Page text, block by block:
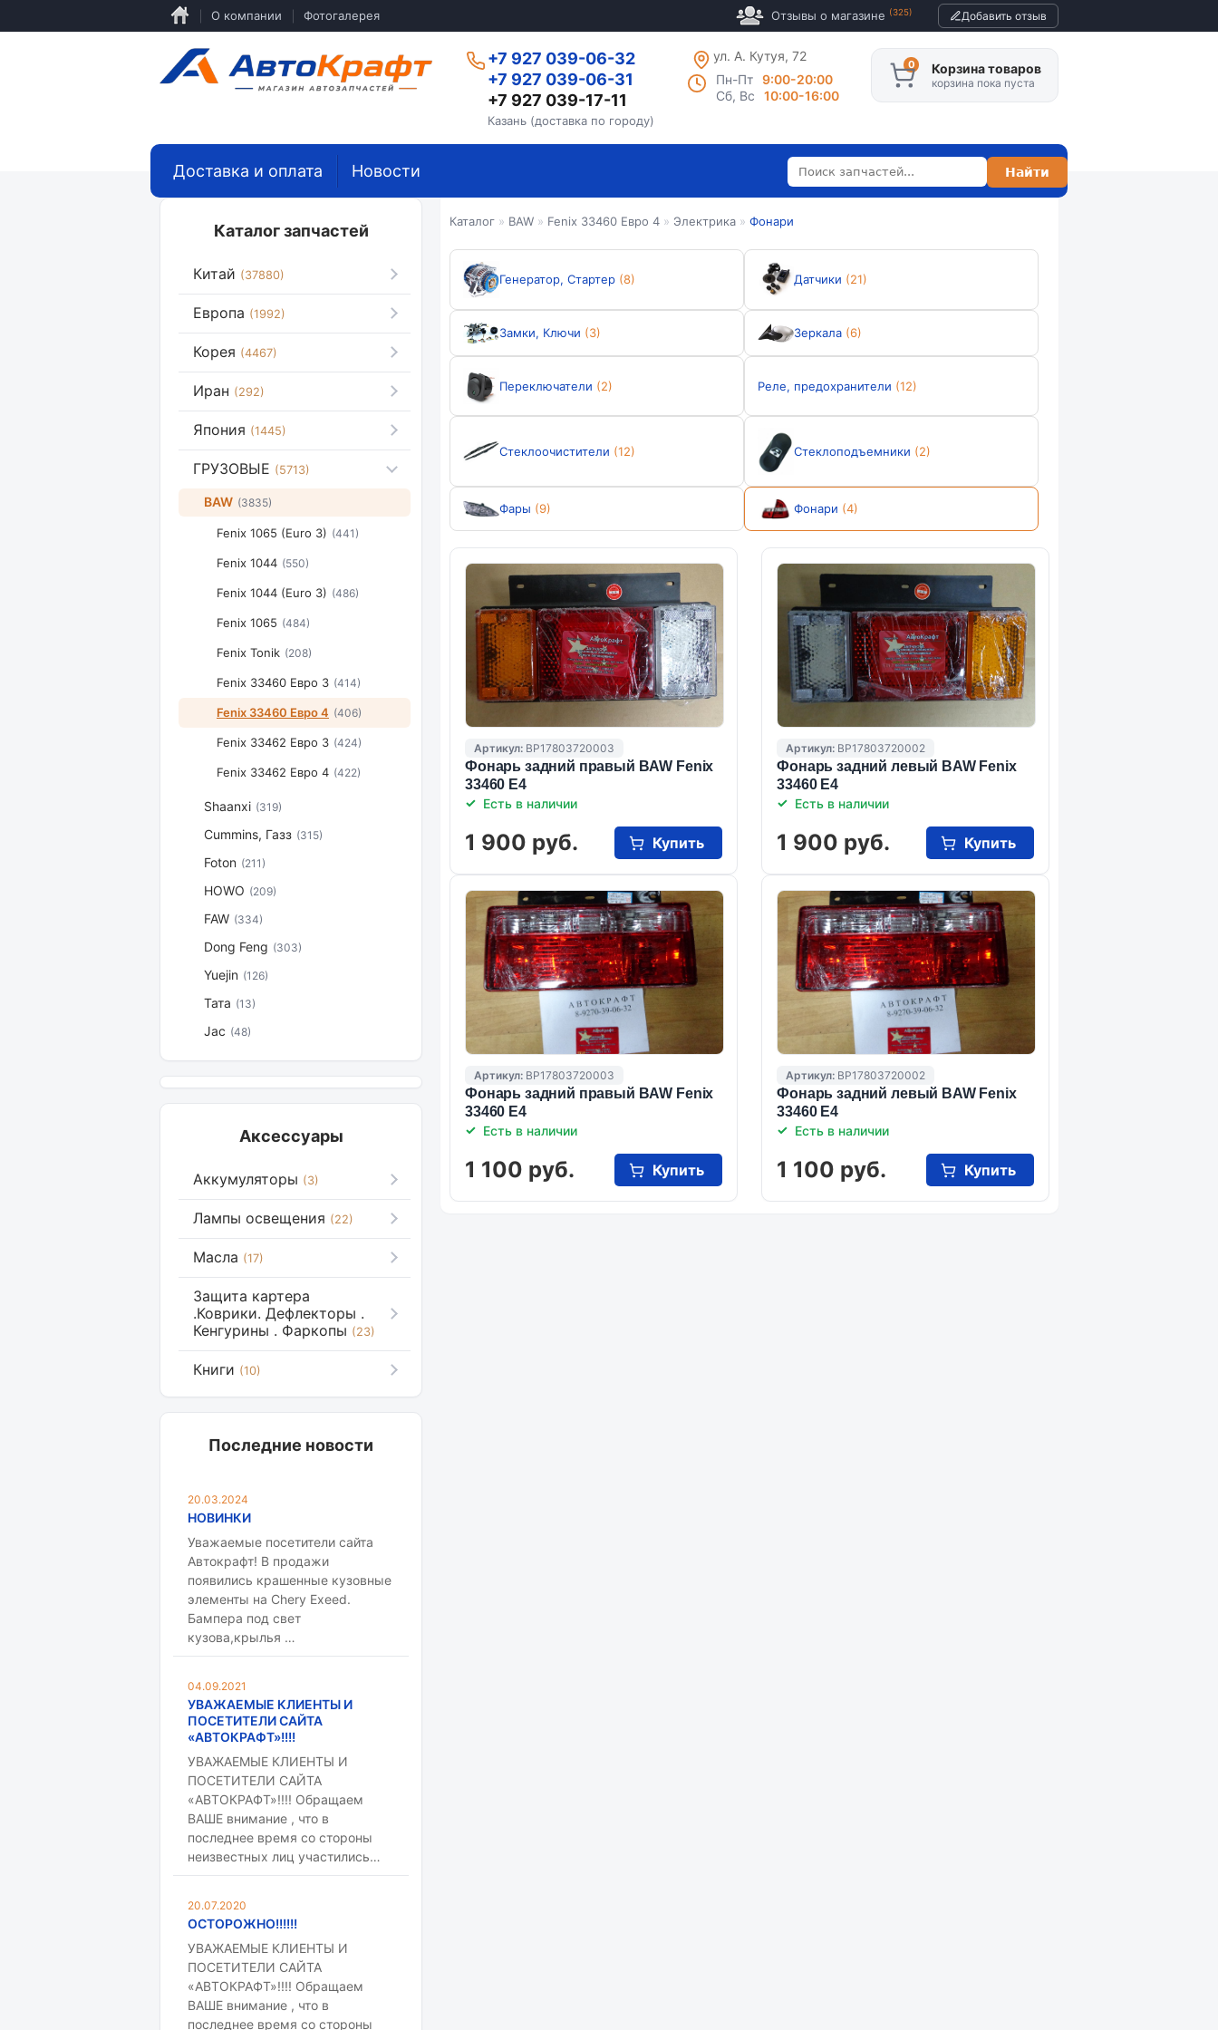
основному
О компании Фотогалерея Отзывы о магазине (325) Добавить отзыв
+7 927 039-06-32
+7 927 039-06-31
+7 927 039-17-11
Казань (доставка по городу)
ул. А. Кутуя, 72
Пн-Пт
9:00-20:00
Сб, Вс
10:00-16:00
Корзина товаров
корзина пока пуста
Каталог » BAW » Fenix 33460 Евро 4 » Электрика » Фонари
Генератор, Стартер (8) Датчики (21)
Замки, Ключи (3) Зеркала (6)
Переключатели (2) Реле, предохранители (12)
Стеклоочистители (12) Стеклоподъемники (2)
Фары (9) Фонари (4)
Артикул: BP17803720003
Фонарь задний правый BAW Fenix
33460 E4
Есть в наличии
1 900 руб. Купить
Артикул: BP17803720002
Фонарь задний левый BAW Fenix
33460 E4
Есть в наличии
1 900 руб. Купить
Артикул: BP17803720003
Фонарь задний правый BAW Fenix
33460 E4
Есть в наличии
1 100 руб. Купить
Артикул: BP17803720002
Фонарь задний левый BAW Fenix
33460 E4
Есть в наличии
1 100 руб. Купить
Доставка и оплата Новости
Каталог запчастей
Китай (37880)
Европа (1992)
Корея (4467)
Иран (292)
Япония (1445)
ГРУЗОВЫЕ (5713)
BAW (3835)
Fenix 1065 (Euro 3) (441)
Fenix 1044 (550)
Fenix 1044 (Euro 3) (486)
Fenix 1065 (484)
Fenix Tonik (208)
Fenix 33460 Евро 3 (414)
Fenix 33460 Евро 4 (406)
Fenix 33462 Евро 3 (424)
Fenix 33462 Евро 4 (422)
Shaanxi (319)
Cummins, Газз (315)
Foton (211)
HOWO (209)
FAW (334)
Dong Feng (303)
Yuejin (126)
Тата (13)
Jac (48)
Аксессуары
Аккумуляторы (3)
Лампы освещения (22)
Масла (17)
Защита картера
.Коврики. Дефлекторы .
Кенгурины . Фаркопы (23)
Книги (10)
Последние новости
20.03.2024
НОВИНКИ
Уважаемые посетители сайта
Автокрафт! В продажи
появились крашенные кузовные
элементы на Chery Exeed.
Бампера под свет
кузова,крылья …
04.09.2021
УВАЖАЕМЫЕ КЛИЕНТЫ И
ПОСЕТИТЕЛИ САЙТА
«АВТОКРАФТ»!!!!
УВАЖАЕМЫЕ КЛИЕНТЫ И
ПОСЕТИТЕЛИ САЙТА
«АВТОКРАФТ»!!!! Обращаем
ВАШЕ внимание , что в
последнее время со стороны
неизвестных лиц участились…
20.07.2020
ОСТОРОЖНО!!!!!!
УВАЖАЕМЫЕ КЛИЕНТЫ И
ПОСЕТИТЕЛИ САЙТА
«АВТОКРАФТ»!!!! Обращаем
ВАШЕ внимание , что в
последнее время со стороны